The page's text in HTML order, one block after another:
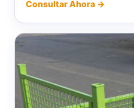
Consultar Ahora →